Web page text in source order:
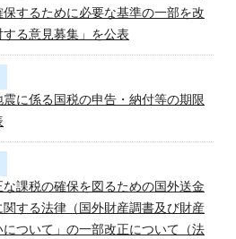
するために必要な基準の一部を改
る意見募集」を公表
に係る国税の申告・納付等の期限
課税の確保を図るための国外送金
する法律（国外財産調書及び財産
ついて」の一部改正について（法